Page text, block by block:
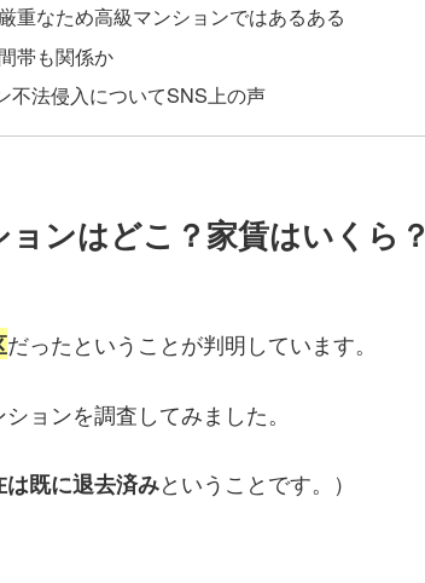
重なため高級マンションではあるある
帯も関係か
不法侵入についてSNS上の声
ンはどこ？家賃はいくら？
だったということが判明しています。
ョンを調査してみました。
は既に退去済みということです。）